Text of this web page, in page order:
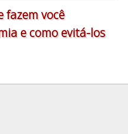
fazem você
e como evitá-los